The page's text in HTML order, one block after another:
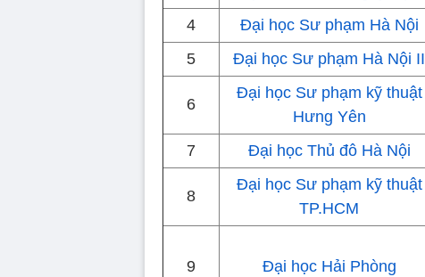
4 Đại học Sư phạm Hà Nội
5
Đại học Sư phạm Hà Nội II
6
Đại học Sư phạm kỹ thuật
Hưng Yên
7 Đại học Thủ đô Hà Nội
8
Đại học Sư phạm kỹ thuật
TP.HCM
9 Đại học Hải Phòng